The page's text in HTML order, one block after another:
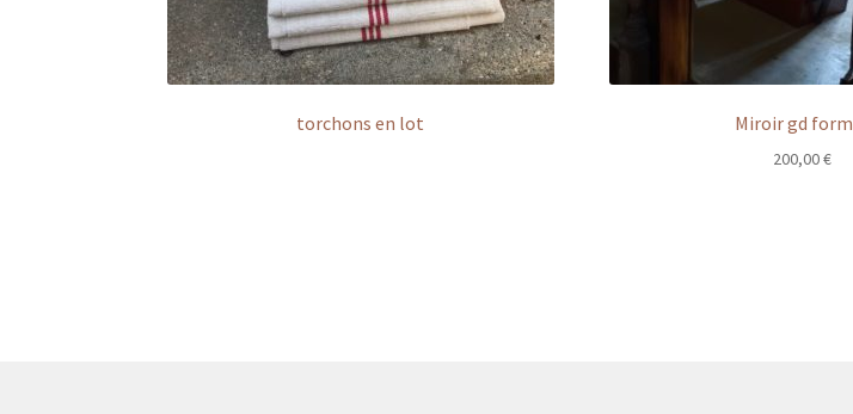
torchons en lot Miroir gd
200,00€